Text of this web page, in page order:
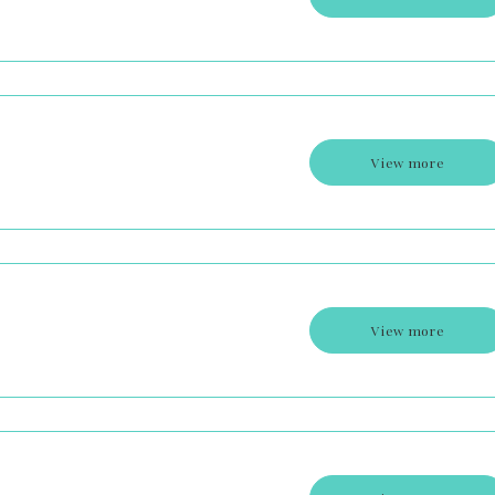
View more
View more